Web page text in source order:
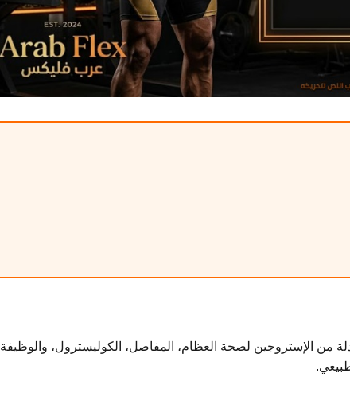
من الإستروجين لصحة العظام، المفاصل، الكوليسترول، والوظيفة